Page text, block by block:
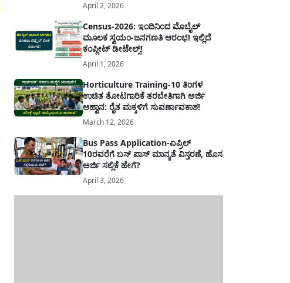
April 2, 2026
Census-2026: ಇಂದಿನಿಂದ ಮೊಬೈಲ್
ಮೂಲಕ ಸ್ವಯಂ-ಜನಗಣತಿ ಆರಂಭ! ಇಲ್ಲಿದೆ
ಕಂಪ್ಲೀಟ್ ಡೀಟೇಲ್ಸ್!
April 1, 2026
Horticulture Training-10 ತಿಂಗಳ
ಉಚಿತ ತೋಟಗಾರಿಕೆ ತರಬೇತಿಗಾಗಿ ಅರ್ಜಿ
ಆಹ್ವಾನ: ರೈತ ಮಕ್ಕಳಿಗೆ ಸುವರ್ಣಾವಕಾಶ!
March 12, 2026
Bus Pass Application-ಏಪ್ರಿಲ್
10ರವರೆಗೆ ಬಸ್ ಪಾಸ್ ಮಾನ್ಯತೆ ವಿಸ್ತರಣೆ, ಹೊಸ
ಅರ್ಜಿ ಸಲ್ಲಿಕೆ ಹೇಗೆ?
April 3, 2026